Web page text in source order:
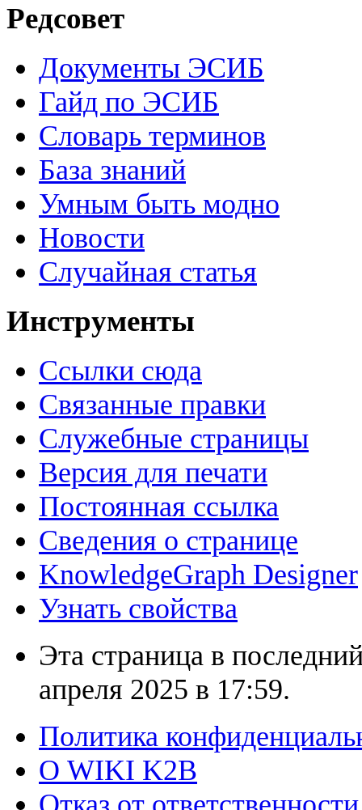
Редсовет
Документы ЭСИБ
Гайд по ЭСИБ
Словарь терминов
База знаний
Умным быть модно
Новости
Случайная статья
Инструменты
Ссылки сюда
Связанные правки
Служебные страницы
Версия для печати
Постоянная ссылка
Сведения о странице
KnowledgeGraph Designer
Узнать свойства
Эта страница в
апреля 2025 в 17:59.
Политика
О WIKI K2B